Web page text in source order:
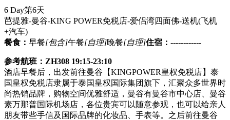
6 Day第6天
芭提雅-曼谷-KING POWER免税店-爱侣湾四面佛-送机(飞机
+汽车)
餐食： 早餐[包含]午餐[自理]晚餐[自理]住宿： ------------
参考航班：ZH308 19:15-23:10
酒店早餐后，出发前往曼谷【KINGPOWER皇权免税店】泰
国皇权免税店隶属于泰国皇权国际集团旗下，汇聚众多世界时
尚热销品牌，购物空间优雅舒适，曼谷有曼谷市中心店、曼谷
素万那普国际机场店，各位贵宾可以随意参观，也可以给亲人
朋友带些手信及国际品牌的化妆品、手表等。之后前往曼谷